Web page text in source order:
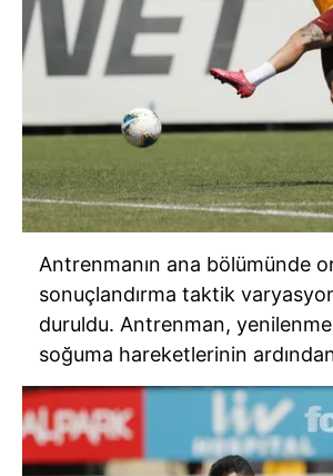
Çerezlere ilişkin tercihlerinizi aşağıda
vasıtasıyla belirleyebilirsiniz. Çerezlere
için Ayarlar butonuna tıklayabilir,
Metnimiziziyaret edebilirsiniz.
6698 sayılı Kişisel Verilerin Korunması
hazırlanmış Aydınlatma Metnimizi
ilgili mevzuata uygun olarak kullanılan
almak için lütfen
tıklayınız.
Antrenmanın ana bölümünde
sonuçlandırma taktik
duruldu. Antrenman,
soğuma hareketlerinin